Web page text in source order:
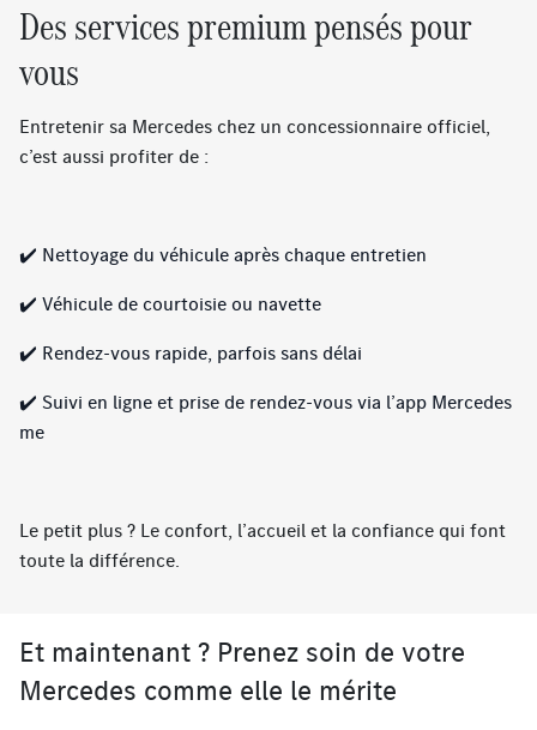
Des services premium pensés pour
vous
Entretenir sa Mercedes chez un concessionnaire officiel,
c’est aussi profiter de :
✔️ Nettoyage du véhicule après chaque entretien
✔️ Véhicule de courtoisie ou navette
✔️ Rendez-vous rapide, parfois sans délai
✔️ Suivi en ligne et prise de rendez-vous via l’app Mercedes
me
Le petit plus ? Le confort, l’accueil et la confiance qui font
toute la différence.
Et maintenant ? Prenez soin de votre
Mercedes comme elle le mérite